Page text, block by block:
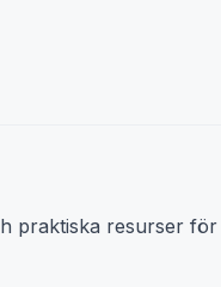
praktiska resurser